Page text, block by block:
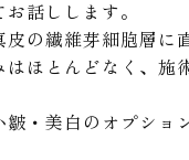
話しします。
皮の繊維芽細胞層
ほとんどなく、施
・美白のオプシ